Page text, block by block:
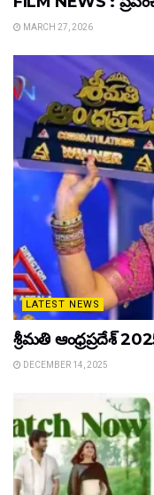
MARCH 27, 2026
LATEST NEWS
శ్రీమతి ఆంధ్రప్రదేశ్
DECEMBER 14, 2025